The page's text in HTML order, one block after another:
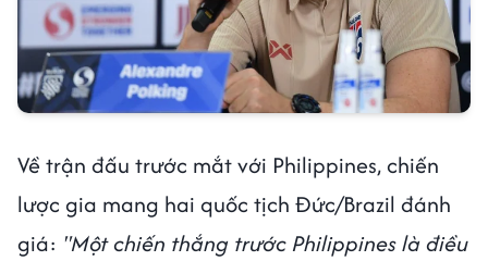
Về trận đấu trước mắt với Philippines, chiến
lược gia mang hai quốc tịch Đức/Brazil đánh
giá: "Một chiến thắng trước Philippines là điều